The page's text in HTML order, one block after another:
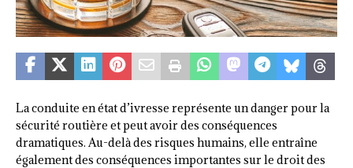
La conduite en état d’ivresse représente un danger pour la
sécurité routière et peut avoir des conséquences
dramatiques. Au-delà des risques humains, elle entraîne
également des conséquences importantes sur le droit des